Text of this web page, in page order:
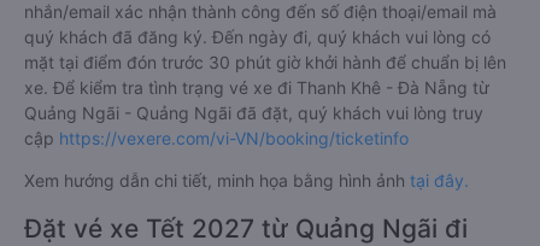
nhắn/email xác nhận thành công đến số điện thoại/email mà
quý khách đã đăng ký. Đến ngày đi, quý khách vui lòng có
mặt tại điểm đón trước 30 phút giờ khởi hành để chuẩn bị lên
xe. Để kiểm tra tình trạng vé xe đi Thanh Khê - Đà Nẵng từ
Quảng Ngãi - Quảng Ngãi đã đặt, quý khách vui lòng truy
cập https://vexere.com/vi-VN/booking/ticketinfo
Xem hướng dẫn chi tiết, minh họa bằng hình ảnh tại đây.
Đặt vé xe Tết 2027 từ Quảng Ngãi đi